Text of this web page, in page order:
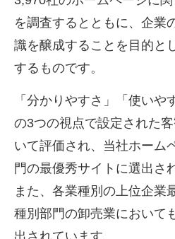
を調査するとともに、企業
識を醸成することを目的と
するものです。
「分かりやすさ」「使いや
の3つの視点で設定された
いて評価され、当社ホーム
門の最優秀サイトに選出さ
また、各業種別の上位企業
種別部門の卸売業において